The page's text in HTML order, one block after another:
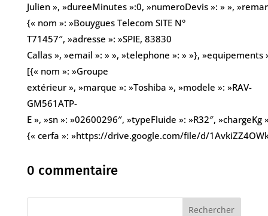
Julien », »dureeMinutes »:0, »numeroDevis »: » »,
{« nom »: »Bouygues Telecom SITE N°
T71457″, »adresse »: »SPIE, 83830
Callas », »email »: » », »telephone »: » »}, »equipements
[{« nom »: »Groupe
extérieur », »marque »: »Toshiba », »modele »: »RAV-
GM561ATP-
E », »sn »: »02600296″, »typeFluide »: »R32″, »chargeKg
{« cerfa »: »https://drive.google.com/file/d/
0 commentaire
Rechercher